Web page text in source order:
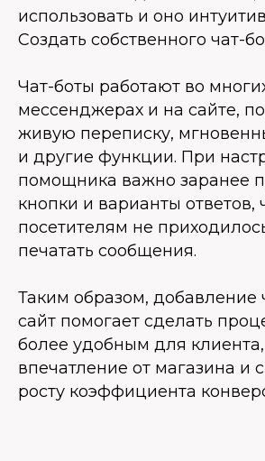
использовать и оно
Создать собственного чат-
Чат-боты работают во
мессенджерах и на сайте,
живую переписку,
и другие функции. При
помощника важно заранее
кнопки и варианты ответов,
посетителям не
печатать сообщения.
Таким образом, добавление
сайт помогает сделать
более удобным для
впечатление от магазина и
росту коэффициента